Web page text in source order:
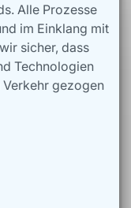
Alle Prozesse
im Einklang mit
sicher, dass
Technologien
gezogen